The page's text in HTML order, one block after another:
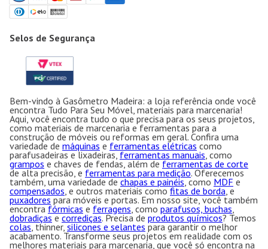
Selos de Segurança
Bem-vindo à Gasômetro Madeira: a loja referência onde você
encontra Tudo Para Seu Móvel, materiais para marcenaria!
Aqui, você encontra tudo o que precisa para os seus projetos,
como materiais de marcenaria e ferramentas para a
construção de móveis ou reformas em geral. Confira uma
variedade de máquinas e ferramentas elétricas como
parafusadeiras e lixadeiras, ferramentas manuais, como
grampos e chaves de fendas, além de ferramentas de corte
de alta precisão, e ferramentas para medição. Oferecemos
também, uma variedade de chapas e painéis, como MDF e
compensados, e outros materiais como fitas de borda, e
puxadores para móveis e portas. Em nosso site, você também
encontra fórmicas e ferragens, como parafusos, buchas,
dobradiças e corrediças. Precisa de produtos químicos? Temos
colas, thinner, silicones e selantes para garantir o melhor
acabamento. Transforme seus projetos em realidade com os
melhores materiais para marcenaria, que você só encontra na